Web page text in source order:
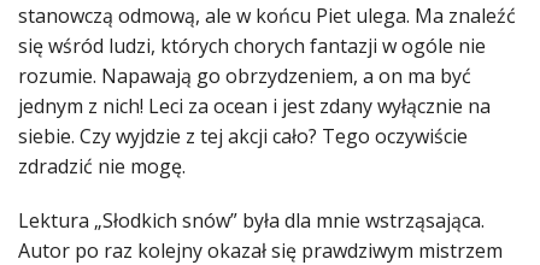
stanowczą odmową, ale w końcu Piet ulega. Ma znaleźć
się wśród ludzi, których chorych fantazji w ogóle nie
rozumie. Napawają go obrzydzeniem, a on ma być
jednym z nich! Leci za ocean i jest zdany wyłącznie na
siebie. Czy wyjdzie z tej akcji cało? Tego oczywiście
zdradzić nie mogę.
Lektura „Słodkich snów” była dla mnie wstrząsająca.
Autor po raz kolejny okazał się prawdziwym mistrzem